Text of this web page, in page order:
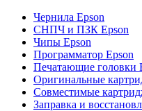
Чернила Epson
СНПЧ и ПЗК Epson
Чипы Epson
Программатор Epson
Печатающие головки
Оригинальные
Совместимые
Заправка и